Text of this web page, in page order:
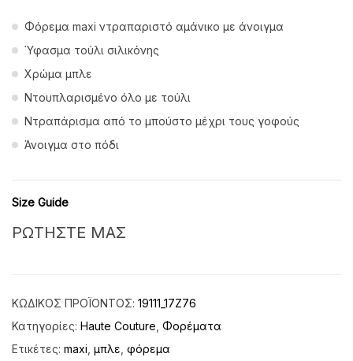
Φόρεμα maxi ντραπαριστό αμάνικο με άνοιγμα
Ύφασμα τούλι σιλικόνης
Χρώμα μπλε
Ντουπλαρισμένο όλο με τούλι
Ντραπάρισμα από το μπούστο μέχρι τους γοφούς
Άνοιγμα στο πόδι
Size Guide
ΡΩΤΗΣΤΕ ΜΑΣ
ΚΩΔΙΚΌΣ ΠΡΟΪΌΝΤΟΣ: 19111_17Z76
Κατηγορίες: Haute Couture Φορέματα
Ετικέτες: maxi μπλε φόρεμα